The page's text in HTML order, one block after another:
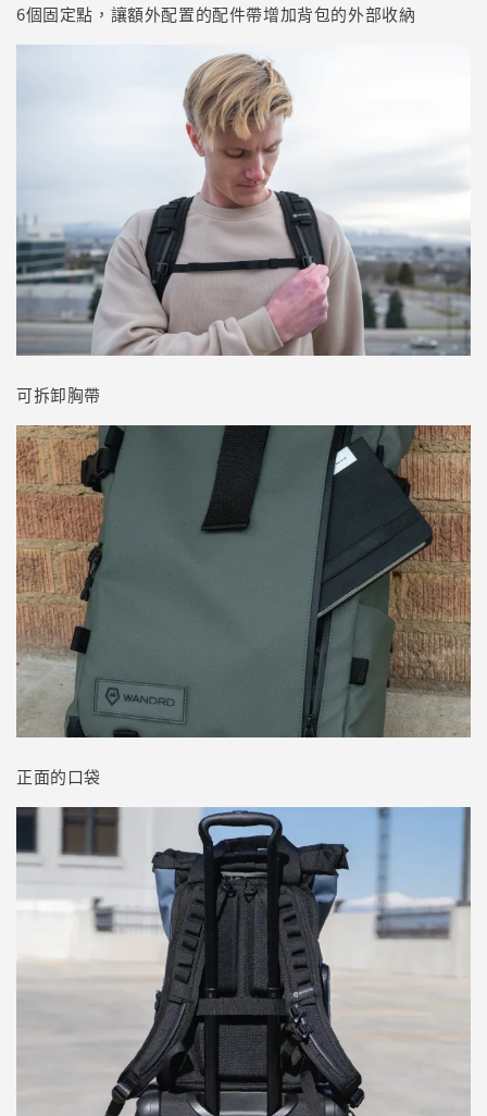
6個固定點，讓額外配置的配件帶增加背包的外部收納
可拆卸胸帶
正面的口袋